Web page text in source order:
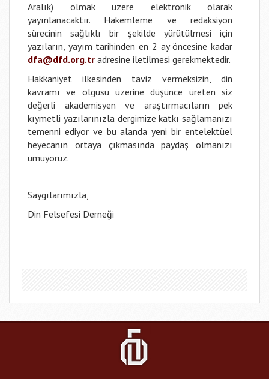
Aralık) olmak üzere elektronik olarak
yayınlanacaktır. Hakemleme ve redaksiyon
sürecinin sağlıklı bir şekilde yürütülmesi için
yazıların, yayım tarihinden en 2 ay öncesine kadar
dfa@dfd.org.tr adresine iletilmesi gerekmektedir.
Hakkaniyet ilkesinden taviz vermeksizin, din
kavramı ve olgusu üzerine düşünce üreten siz
değerli akademisyen ve araştırmacıların pek
kıymetli yazılarınızla dergimize katkı sağlamanızı
temenni ediyor ve bu alanda yeni bir entelektüel
heyecanın ortaya çıkmasında paydaş olmanızı
umuyoruz.
Saygılarımızla,
Din Felsefesi Derneği